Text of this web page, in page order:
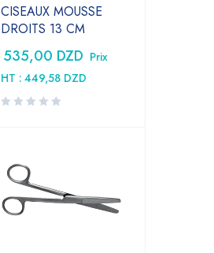
CISEAUX MOUSSE
DROITS 13 CM
535,00 DZD Prix
HT : 449,58 DZD